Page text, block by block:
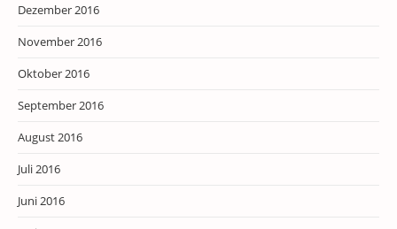
Dezember 2016
November 2016
Oktober 2016
September 2016
August 2016
Juli 2016
Juni 2016